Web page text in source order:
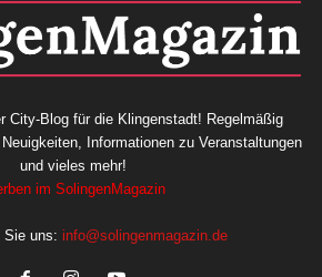
City-Blog für die Klingenstadt! Regelmäßig
Informationen zu Veranstaltungen
und vieles mehr!
im SolingenMagazin
Sie uns: info@solingenmagazin.de